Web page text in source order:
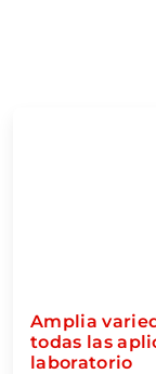
Amplia
todas las
laboratorio